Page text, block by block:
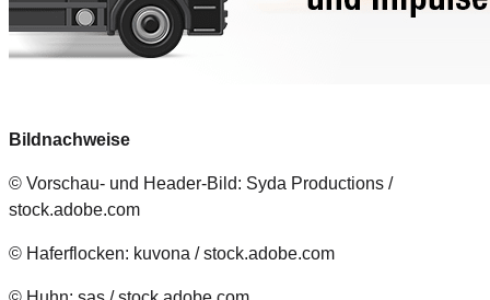
Bildnachweise
© Vorschau- und Header-Bild: Syda Productions /
stock.adobe.com
© Haferflocken: kuvona / stock.adobe.com